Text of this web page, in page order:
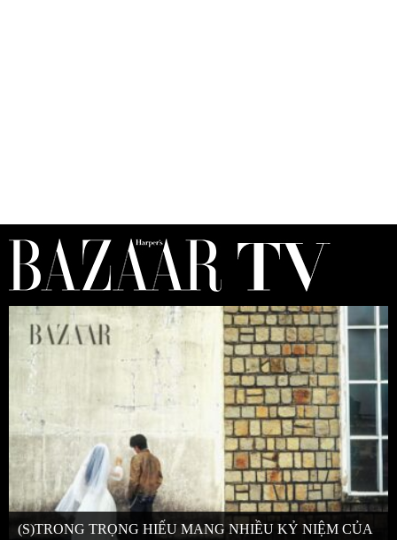
(S)TRONG TRỌNG HIẾU MANG NHIỀU KỶ NIỆM CỦA